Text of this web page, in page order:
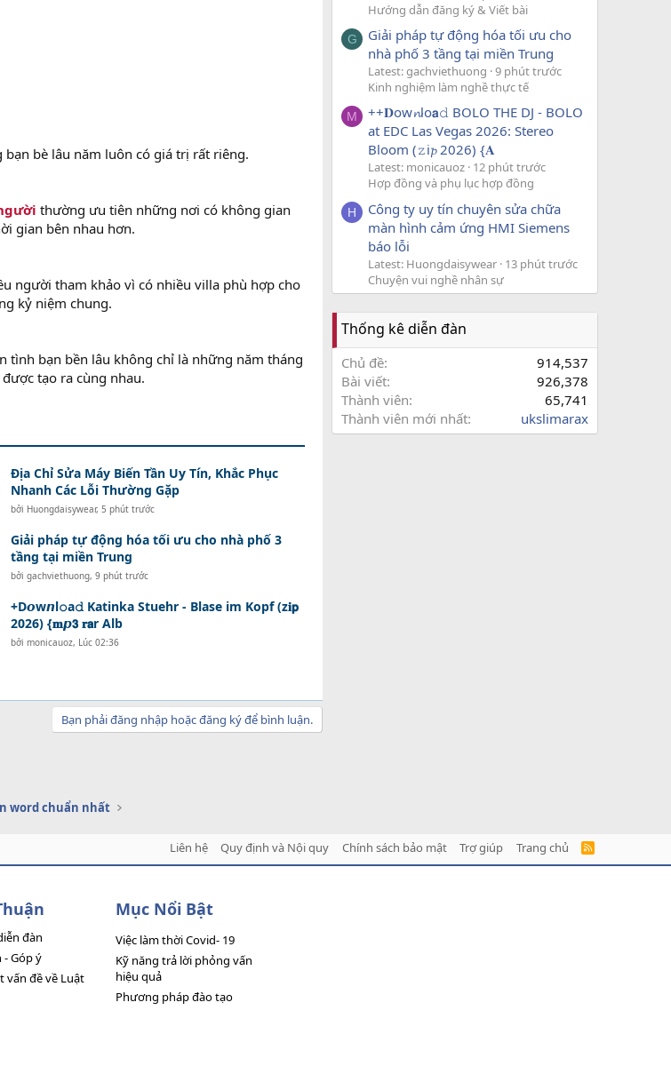
bè lâu năm luôn có giá trị rất riêng.
thường ưu tiên những nơi có không gian
gian bên nhau hơn.
người tham khảo vì có nhiều villa phù hợp cho
kỷ niệm chung.
tình bạn bền lâu không chỉ là những năm tháng
tạo ra cùng nhau.
Địa Chỉ Sửa Máy Biến Tần Uy Tín, Khắc Phục
Nhanh Các Lỗi Thường Gặp
bởi Huongdaisywear, 5 phút trước
Giải pháp tự động hóa tối ưu cho nhà phố 3
tầng tại miền Trung
bởi gachviethuong, 9 phút trước
+D𝙤w𝙣l𝚘a𝚍 Katinka Stuehr - Blase im Kopf (z𝐢𝗽
2026) {𝐦𝙥𝟯 𝐫𝗮r Alb
bởi monicauoz, Lúc 02:36
Bạn phải đăng nhập hoặc đăng ký để bình luận.
Hướng dẫn đăng ký & Viết bài
G
Giải pháp tự động hóa tối ưu cho
nhà phố 3 tầng tại miền Trung
Latest: gachviethuong 9 phút trước
Kinh nghiệm làm nghề thực tế
M
++𝐃ow𝓷lo𝗮𝚍 BOLO THE DJ - BOLO
at EDC Las Vegas 2026: Stereo
Bloom (𝚣i𝓹 2026) {𝐀
Latest: monicauoz 12 phút trước
Hợp đồng và phụ lục hợp đồng
H
Công ty uy tín chuyên sửa chữa
màn hình cảm ứng HMI Siemens
báo lỗi
Latest: Huongdaisywear 13 phút trước
Chuyện vui nghề nhân sự
Thống kê diễn đàn
Chủ đề
914,537
Bài viết
926,378
Thành viên
65,741
Thành viên mới nhất
ukslimarax
word chuẩn nhất
Liên hệ Quy định và Nội quy Chính sách bảo mật Trợ giúp Trang chủ
R
đàn
Góp ý
vấn đề về Luật
Mục Nổi Bật
Việc làm thời Covid- 19
Kỹ năng trả lời phỏng vấn
hiệu quả
Phương pháp đào tạo